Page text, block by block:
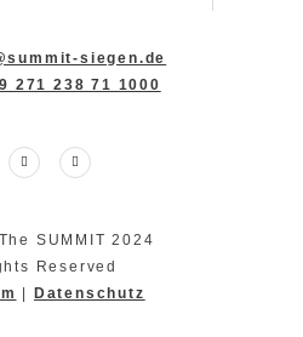
siegen.de
271 238 71 1000
SUMMIT 2024
Reserved
| Datenschutz